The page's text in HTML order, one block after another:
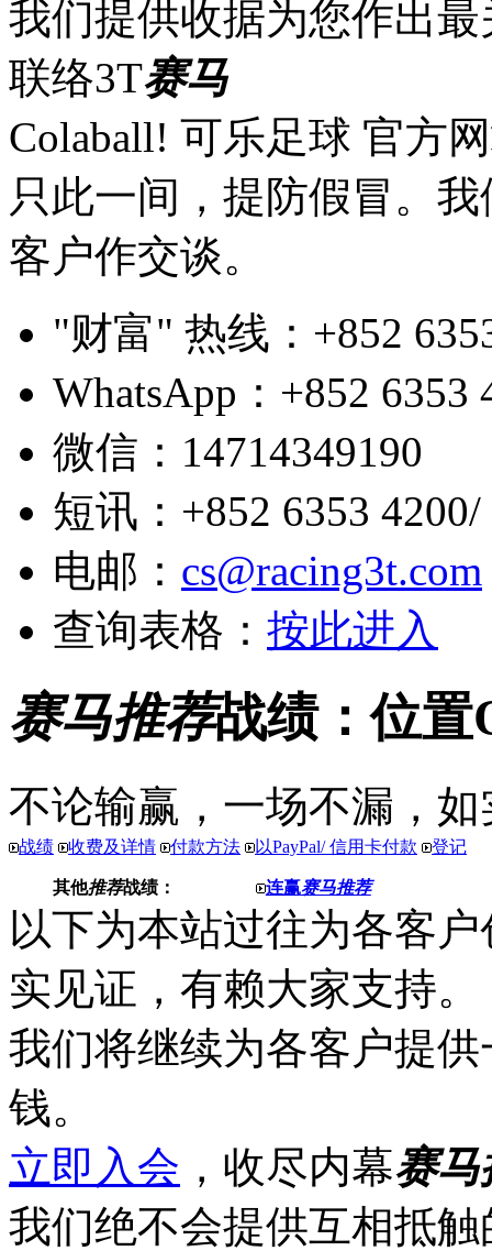
我们提供收据为您作出
联络3T赛马
Colaball! 可乐足球 官方
只此一间，提防假冒。
客户作交谈。
"财富" 热线：+852
WhatsApp：+852 6353
微信：14714349190
短讯：+852 6353
电邮： cs@racing3t.com
查询表格： 按此进入
赛马推荐战绩：位置
不论输赢，一场不漏，
战绩 收费及详情 付款方法 以PayPal/ 信用卡付款 登记
其他推荐战绩： 连赢赛马推荐
以下为本站过往为各客
实见证，有赖大家支持。
我们将继续为各客户提
钱。
立即入会 ，收尽内幕赛马
我们绝不会提供互相抵触